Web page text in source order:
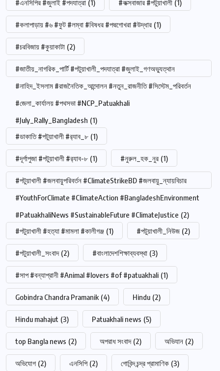
#এনসিপির #জুলাই #পদযাত্রা (1) #কক্সবাজার #পটুয়াখালী (1)
#কলাপাড়ায় #৬ #ফুট #লম্বা #বিষধর #পদ্মগোখরা #উদ্ধার (1)
#চরবিজায় #কুয়াকাটা (2)
#জাতীয়_নাগরিক_পার্টি #পটুয়াখালী_পদযাত্রা #জুলাই_গণঅভ্যুত্থান
#নাহিদ_ইসলাম #রাজনৈতিক_আন্দোলন #নতুন_রাজনীতি #সিস্টেম_পরিবর্তন
#জেলা_কার্যালয় #পথসভা #NCP_Patuakhali
#July_Rally_Bangladesh (1)
#ডাকাতি #পটুয়াখালী #র‍্যাব_৮ (1)
#দূর্গাপুজা #পটুয়াখালী #র‍্যাব-৮ (1) #নুরুল_হক_নুর (1)
#পটুয়াখালী #জলবায়ুপরিবর্তন #ClimateStrikeBD #জলবায়ু_ন্যায়বিচার
#YouthForClimate #ClimateAction #BangladeshEnvironment
#PatuakhaliNews #SustainableFuture #ClimateJustice (2)
#পটুয়াখালী #হত্যা #মামলা #কালীগঞ্জ (1) #পটুয়াখালী_নিউজ (2)
#পটুয়াখালী_সংবাদ (2) #বাংলাদেশশিক্ষাব্যবস্থা (3)
#সাপ #বন্যাপ্রানী #Animal #lovers #of #patuakhali (1)
Gobindra Chandra Pramanik (4) Hindu (2)
Hindu mahajut (3) Patuakhali news (5)
top Bangla news (2) অপরাধ সংবাদ (2) অভিযান (2)
অভিযোগ (2) এনসিপি (2) গোবিন্দ চন্দ্র প্রামাণিক (3)